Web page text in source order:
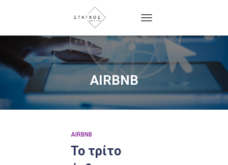
NAVIGATION
AIRBNB
AIRBNB
Το τρίτο